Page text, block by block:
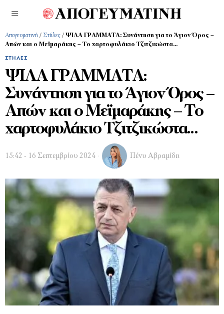
Απογευματινή / Στήλες / ΨΙΛΑ ΓΡΑΜΜΑΤΑ: Συνάντηση για το Άγιον Όρος –
Απών και ο Μεϊμαράκης – Το χαρτοφυλάκιο Τζιτζικώστα…
ΣΤΉΛΕΣ
ΨΙΛΑ ΓΡΑΜΜΑΤΑ:
Συνάντηση για το Άγιον Όρος –
Απών και ο Μεϊμαράκης – Το
χαρτοφυλάκιο Τζιτζικώστα…
15:42 - 16 Σεπτεμβρίου 2024 Πένυ Αβραμίδη